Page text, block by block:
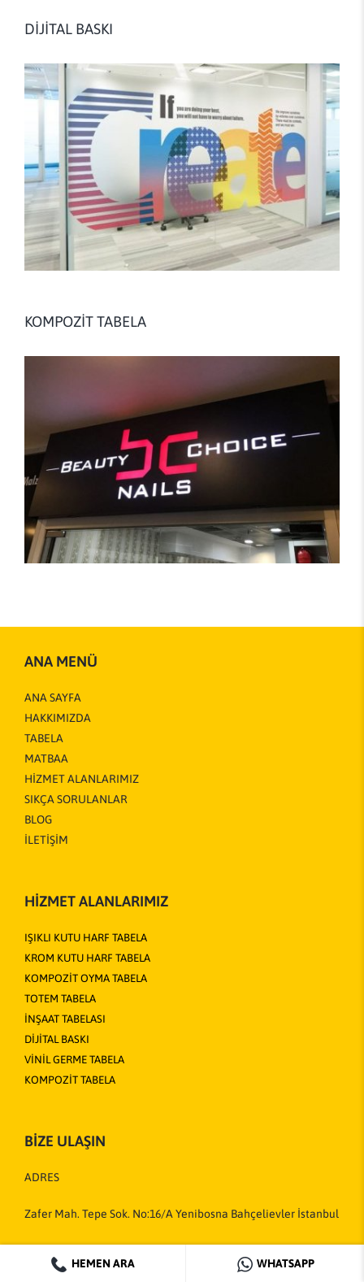
DİJİTAL BASKI
KOMPOZİT TABELA
ANA MENÜ
ANA SAYFA
HAKKIMIZDA
TABELA
MATBAA
HİZMET ALANLARIMIZ
SIKÇA SORULANLAR
BLOG
İLETİŞİM
HİZMET ALANLARIMIZ
IŞIKLI KUTU HARF TABELA
KROM KUTU HARF TABELA
KOMPOZİT OYMA TABELA
TOTEM TABELA
İNŞAAT TABELASI
DİJİTAL BASKI
VİNİL GERME TABELA
KOMPOZİT TABELA
BİZE ULAŞIN
ADRES
Zafer Mah. Tepe Sok. No:16/A Yenibosna Bahçelievler İstanbul
HEMEN ARA WHATSAPP